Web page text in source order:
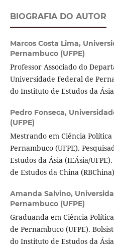
BIOGRAFIA DO AUTOR
Marcos Costa Lima,
Pernambuco (UFPE)
Professor Associado do
Universidade Federal de
do Instituto de Estudos da
Pedro Fonseca,
(UFPE)
Mestrando em Ciência
Pernambuco (UFPE).
Estudos da Ásia (IEÁsia/
de Estudos da China
Amanda Salvino,
Pernambuco (UFPE)
Graduanda em Ciência
de Pernambuco (UFPE).
do Instituto de Estudos da